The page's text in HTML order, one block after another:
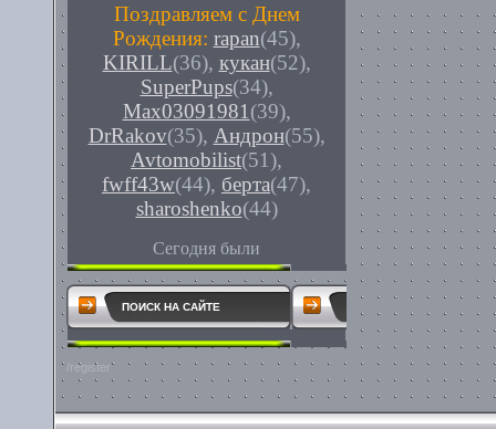
Поздравляем с Днем
Рождения: rapan(45),
KIRILL(36), кукан(52),
SuperPups(34),
Max03091981 (39),
DrRakov(35), Андрон(55),
Avtomobilist(51),
fwff43w(44), берта(47),
sharoshenko(44)
Сегодня были
ПОИСК НА САЙТЕ
/register